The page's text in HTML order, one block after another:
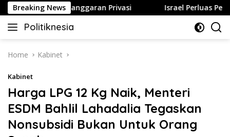
Skip
to
content
Breaking News
Berujung Pelanggaran Privasi Israel Perluas
Politiknesia
Politiknesia.com
Home Kabinet
Kabinet
Harga LPG 12 Kg Naik, Menteri
ESDM Bahlil Lahadalia Tegaskan
Nonsubsidi Bukan Untuk Orang